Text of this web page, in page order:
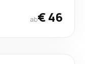
ab€ 46